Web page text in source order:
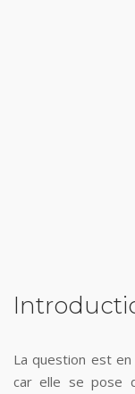
La question est en
car elle se pose